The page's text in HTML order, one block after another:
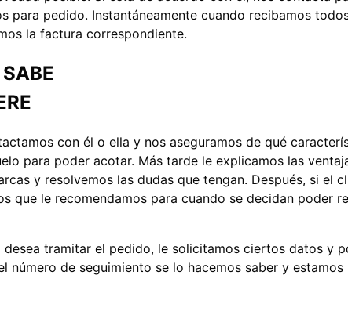
para pedido. Instantáneamente cuando recibamos
la factura correspondiente.
con él o ella y nos aseguramos de qué
para poder acotar. Más tarde le explicamos las
y resolvemos las dudas que tengan. Después, si el
que le recomendamos para cuando se decidan poder
tramitar el pedido, le solicitamos ciertos datos y
número de seguimiento se lo hacemos saber y estamos